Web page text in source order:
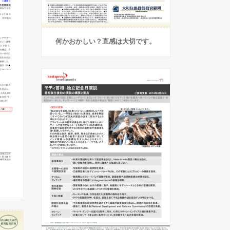
何かおかしい？直感は大切です。